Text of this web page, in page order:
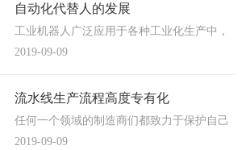
自动化代替人的发展
工业机器人广泛应用于各种工业化生产中，
慢慢取代工人，做着高强度、重复性、有职
人联合会(IFR)预测，2014年中国将成为全球
最大的工业机器人市场，将占全球总销量
17%。业内把2014年称为“中国工业机器人元
2019-09-09
流水线生产流程高度专有化
任何一个领域的制造商们都致力于保护自己
的自动化流水线生产流程不被外人知晓，即
2019-09-09